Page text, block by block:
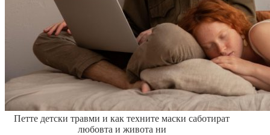
Петте детски травми и как техните маски саботират
любовта и живота ни